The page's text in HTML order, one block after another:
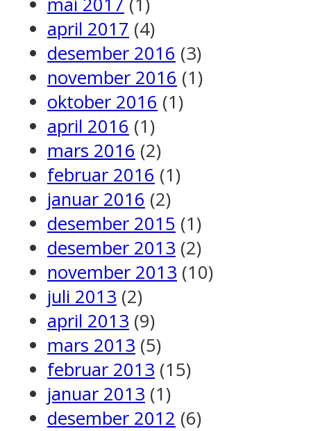
april 2017 (4)
desember 2016 (3)
november 2016 (1)
oktober 2016 (1)
april 2016 (1)
mars 2016 (2)
februar 2016 (1)
januar 2016 (2)
desember 2015 (1)
desember 2013 (2)
november 2013 (10)
juli 2013 (2)
april 2013 (9)
mars 2013 (5)
februar 2013 (15)
januar 2013 (1)
desember 2012 (6)